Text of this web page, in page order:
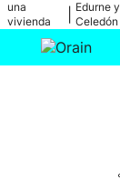
una
vivienda
de Bilbao
Edurne y
Celedón